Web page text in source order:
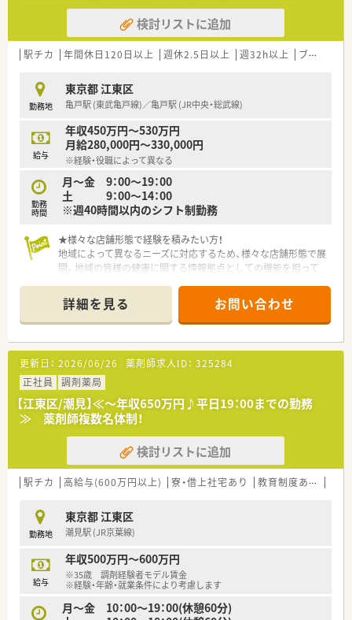
検討リストに追加
駅チカ 年間休日120日以上 週休2.5日以上 週32h以上 ブランク可
勤務地
東京都 江東区
亀戸駅 (東武亀戸線)／亀戸駅 (JR中央・総武線)
給与
年収450万円～530万円
月給280,000円～330,000円
※経験・役職によって異なる
勤務
時間
月～金 9：00～19：00
土 9：00～14：00
※週40時間以内のシフト制勤務
★様々な店舗形態で経験を積みたい方！
地域によって異なるニーズに対応するため、様々な店舗形態で展
開。地域の皆様の健康に関する情報拠点としての機能を担って
などの門前に展開する大型門前型店舗、診療科目が異なる複数の
クリニックとなの花薬局が同じ敷地内に同居する医療モール型
店舗など様々な形態で展開していますので、幅広く知識や経験を
得ることができ長期的に成長ができます。
★在宅の経験を積みたい方！
なの花薬局は早くから在宅医療に取り組み、全社員が在宅医療に
関わることができる環境を構築。がん治療の副作用モニタリン
グや緩和ケア、臨床薬学・無菌調製研修なども実施されていま
す。地域の在宅医療の更なる推進を目指し、専門性を高めた薬剤
師育成の環境が用意されています。
★真のかかりつけ薬局・薬剤師を目指したい方！
一番身近な“健康の相談役”として、かかりつけ薬剤師を推進。服
患者さまと向き合っています。他の会社様などではよくある、か
かりつけ等のノルマなどはなく、真の相談役を目指されていま
す。
詳細を見る お問い合わせ
更新日： 2026/06/26 薬剤師求人ID： 325284
正社員
調剤薬局
【江東区/潮見】≪～年収650万円♪平日19：00までの勤務
≫ 薬剤師複数名体制！
検討リストに追加
駅チカ 高給与(600万円以上) 寮・借上社宅あり 教育制度あり
勤務地
東京都 江東区
潮見駅 (JR京葉線)
給与
年収500万円～600万円
※35歳 調剤経験者モデル賃金
※経験・年齢・就業条件により考慮します
月～金 10：00～19：00(休憩60分)